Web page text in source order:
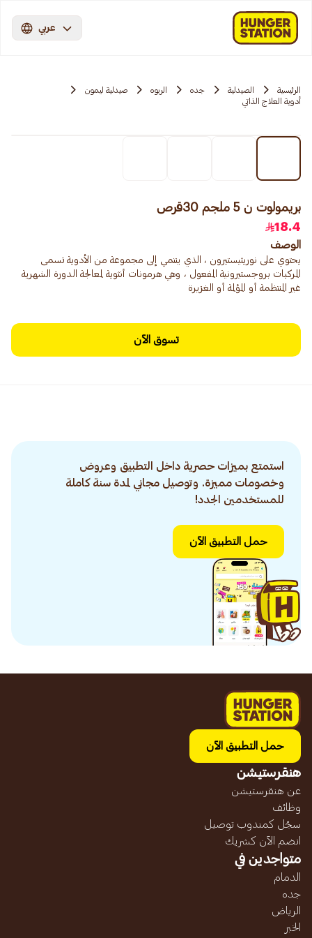
عربي
الرئيسية الصيدلية جده الربوه
صيدلية ليمون
أدوية العلاج الذاتي
بريمولوت ن 5 ملجم 30قرص
18.4
الوصف
يحتوي على نوريثيستيرون ، الذي ينتمي إلى مجموعة من الأدوية تسمى
المركبات بروجستيرونية المفعول ، وهي هرمونات أنثوية لمعالجة الدورة الشهرية
غير المنتظمة أو المؤلمة أو الغزيرة
تسوق الآن
استمتع بميزات حصرية داخل التطبيق وعروض
وخصومات مميزة. وتوصيل مجاني لمدة سنة كاملة
للمستخدمين الجدد!
حمل التطبيق الآن
حمل التطبيق الآن
هنقرستيشن
عن هنقرستيشن
وظائف
سجّل كمندوب توصيل
انضم الآن كشريك
متواجدين في
الدمام
جده
الرياض
الخبر